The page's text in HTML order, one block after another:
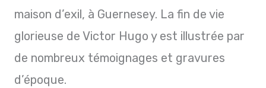
maison d’exil, à Guernesey. La fin de vie
glorieuse de Victor Hugo y est illustrée par
de nombreux témoignages et gravures
d’époque.